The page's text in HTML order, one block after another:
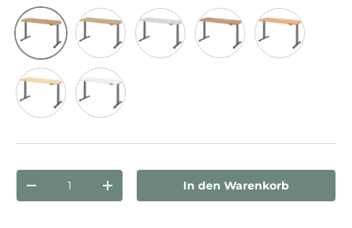
Asteiche Eiche
Anzahl
Menge verringernMenge erhöhenIn den Warenkorb